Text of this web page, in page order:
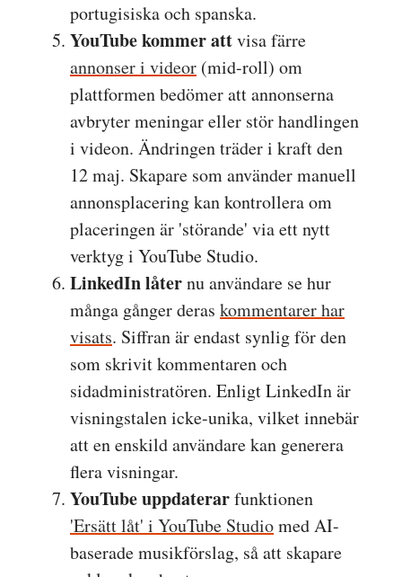
portugisiska och spanska.
YouTube kommer attvisa färre
annonser i videor (mid-roll) om
plattformen bedömer att annonserna
avbryter meningar eller stör handlingen
i videon. Ändringen träder i kraft den
12 maj. Skapare som använder manuell
annonsplacering kan kontrollera om
placeringen är 'störande' via ett nytt
verktyg i YouTube Studio.
LinkedIn låternu användare se hur
många gånger deras kommentarer har
visats. Siffran är endast synlig för den
som skrivit kommentaren och
sidadministratören. Enligt LinkedIn är
visningstalen icke-unika, vilket innebär
att en enskild användare kan generera
flera visningar.
YouTube uppdaterarfunktionen
'Ersätt låt' i YouTube Studiomed AI-
baserade musikförslag, så att skapare